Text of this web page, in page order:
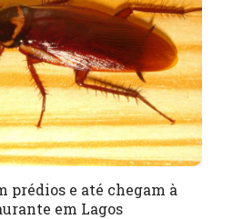
prédios e até chegam à
em Lagos